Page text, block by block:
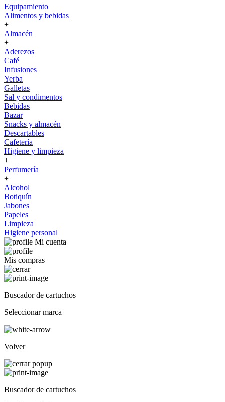
Equipamiento
Alimentos y bebidas
+
Almacén
+
Aderezos
Café
Infusiones
Yerba
Galletas
Sal y condimentos
Bebidas
Bazar
Snacks y almacén
Descartables
Cafetería
Higiene y limpieza
+
Perfumería
+
Alcohol
Botiquín
Jabones
Papeles
Limpieza
Higiene personal
Mi cuenta
Mis compras
Buscador de cartuchos
Seleccionar marca
Volver
Buscador de cartuchos